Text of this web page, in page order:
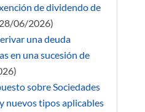
de dividendo de
06/2026)
una deuda
en una sucesión de
sobre Sociedades
nuevos tipos aplicables